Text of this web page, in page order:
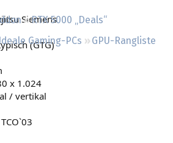
RTX 5000 „Deals“
Gaming-PCs
GPU-Rangliste
Siemens
(GTG)
x 1.024
/ vertikal